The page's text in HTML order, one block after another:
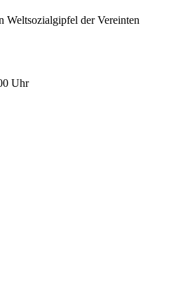
der Vereinten
Uhr